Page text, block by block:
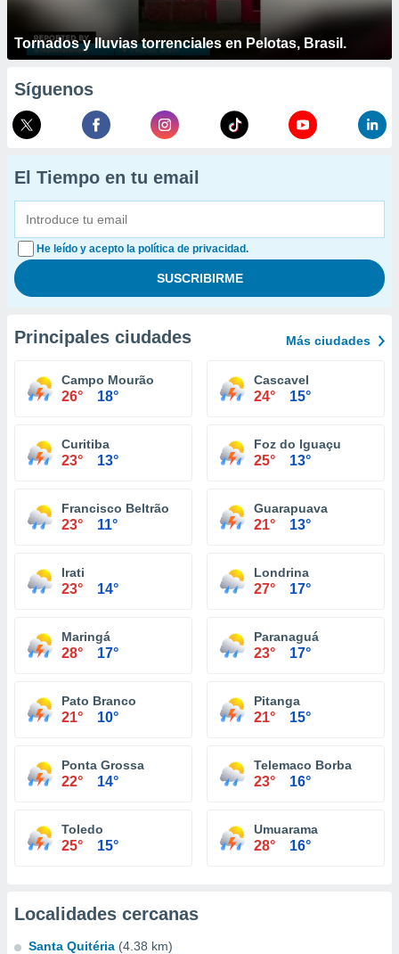
Tornados y lluvias torrenciales en Pelotas, Brasil.
Síguenos
El Tiempo en tu email
He leído y acepto la política de privacidad.
Principales ciudades Más ciudades
Campo Mourão
26° 18°
Cascavel
24° 15°
Curitiba
23° 13°
Foz do Iguaçu
25° 13°
Francisco Beltrão
23° 11°
Guarapuava
21° 13°
Irati
23° 14°
Londrina
27° 17°
Maringá
28° 17°
Paranaguá
23° 17°
Pato Branco
21° 10°
Pitanga
21° 15°
Ponta Grossa
22° 14°
Telemaco Borba
23° 16°
Toledo
25° 15°
Umuarama
28° 16°
Localidades cercanas
Santa Quitéria (4.38 km)